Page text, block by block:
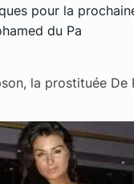
pour la
du Pa
la prostituée De